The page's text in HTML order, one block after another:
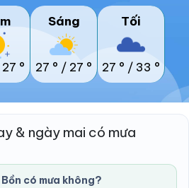
27 °
Sáng
27 ° / 27 °
Tối
27 ° / 33 °
& ngày mai có mưa
có mưa không?